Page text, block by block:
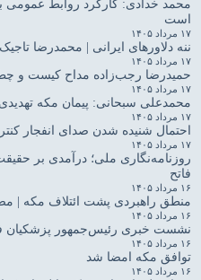
محمد خدادی: کارکرد روابط عمومی
است
۱۷ مرداد ۱۴۰۵
ننه دلاورهای ایرانی | محمدرضا تاجیک
۱۷ مرداد ۱۴۰۵
حمیدرضا رجب‌زاده مداح کیست و
۱۷ مرداد ۱۴۰۵
محمدعلی سبحانی: پیمان مکه
۱۷ مرداد ۱۴۰۵
احتمال شنیده شدن صدای انفجار
۱۷ مرداد ۱۴۰۵
روزنامه‌نگاری ملی؛ درآمدی بر
فاتح
۱۶ مرداد ۱۴۰۵
منطق راهبردی پشت ائتلاف مکه |
۱۶ مرداد ۱۴۰۵
نشست خبری رئیس‌جمهور پزشکیان
۱۶ مرداد ۱۴۰۵
توافق مکه امضا شد
۱۶ مرداد ۱۴۰۵